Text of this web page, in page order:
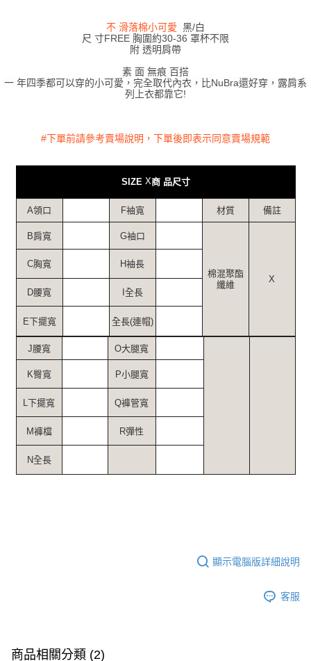
不 滑落棉小可愛 黑/白
尺 寸FREE 胸圍約30-36 罩杯不限
附 透明肩帶
素 面 無痕 百搭
一 年四季都可以穿的小可愛，完全取代內衣，比NuBra還好穿，露肩系
列上衣都靠它!
#下單前請參考賣場說明，下單後即表示同意賣場規範
SIZE X商 品尺寸
A領口 F袖寬 材質 備註
B肩寬 G袖口
棉混聚酯
纖維
X
C胸寬 H袖長
D腰寬 I全長
E下擺寬 全長(連帽)
J腰寬 O大腿寬
K臀寬 P小腿寬
L下擺寬 Q褲管寬
M褲檔 R彈性
N全長
顯示電腦版詳細說明
客服
商品相關分類 (2)